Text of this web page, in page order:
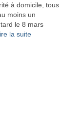
à domicile, tous
moins un
le 8 mars
la suite